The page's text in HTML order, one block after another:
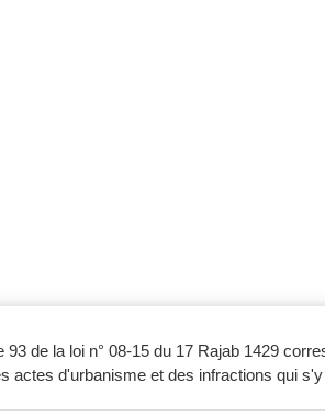
de la loi n° 08-15 du 17 Rajab 1429
actes d'urbanisme et des infractions qui